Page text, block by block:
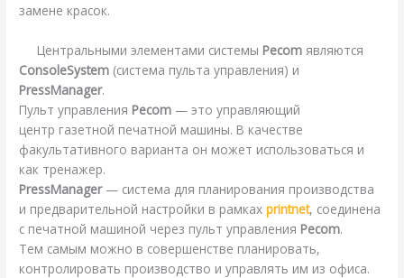
замене красок.
Центральными элементами системы Pecom являются
ConsoleSystem (система пульта управления) и
PressManager.
Пульт управления Pecom — это управляющий
центр газетной печатной машины. В качестве
факультативного варианта он может использоваться и
как тренажер.
PressManager— система для планирования производства
и предварительной настройки в рамкахprintnet, соединена
с печатной машиной через пульт управления Pecom.
Тем самым можно в совершенстве планировать,
контролировать производство и управлять им из офиса.